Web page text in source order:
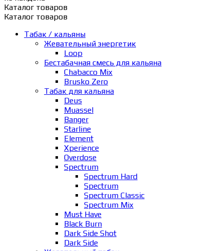
Каталог товаров
Каталог товаров
Табак / кальяны
Жевательный энергетик
Loop
Бестабачная смесь для кальяна
Chabacco Mix
Brusko Zero
Табак для кальяна
Deus
Muassel
Banger
Starline
Element
Xperience
Overdose
Spectrum
Spectrum Hard
Spectrum
Spectrum Classic
Spectrum Mix
Must Have
Black Burn
Dark Side Shot
Dark Side